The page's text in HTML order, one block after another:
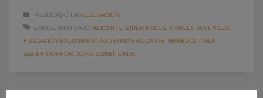
PUBLICADO EN FEDERACION
ETIQUETADO BAJO: ALICANTE EIDER POLES FINALES JUVENILES
FUNDACIÓN BALONMANO AGUSTINOS ALICANTE
HANBDOL ONDA
JAVIER CARRIÓN JORDI CORBÍ ONDA